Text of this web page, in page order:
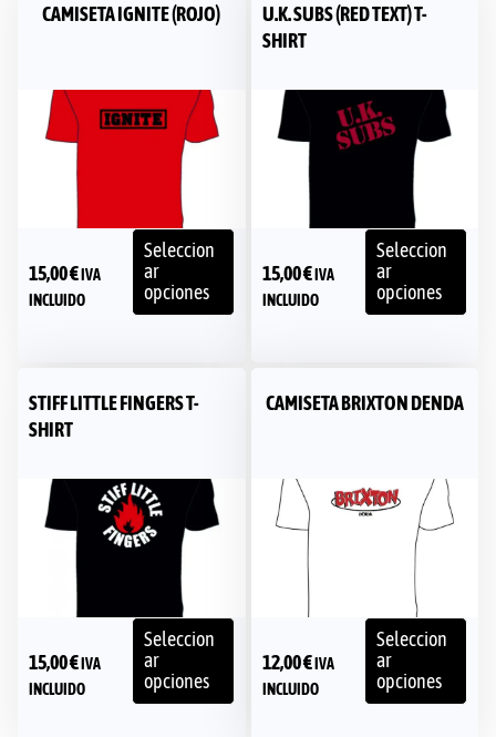
CAMISETA IGNITE (ROJO)
15,00€ IVA
INCLUIDO
Seleccion
ar
opciones
U.K. SUBS (RED TEXT) T-
SHIRT
15,00€ IVA
INCLUIDO
Seleccion
ar
opciones
STIFF LITTLE FINGERS T-
SHIRT
15,00€ IVA
INCLUIDO
Seleccion
ar
opciones
CAMISETA BRIXTON DENDA
12,00€ IVA
INCLUIDO
Seleccion
ar
opciones